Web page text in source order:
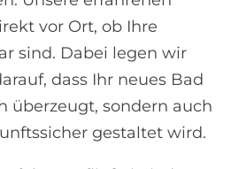
vor Ort, ob Ihre
sind. Dabei legen wir
dass Ihr neues Bad
überzeugt, sondern auch
gestaltet wird.